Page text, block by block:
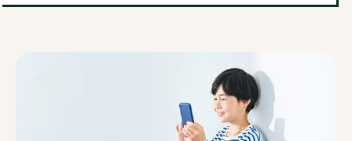
ご相談・見学予約・資料